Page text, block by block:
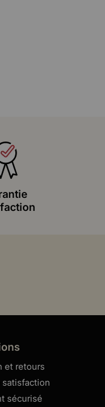
et retours
satisfaction
sécurisé